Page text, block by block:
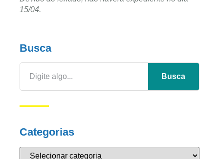
15/04.
Busca
Busca
Categorias